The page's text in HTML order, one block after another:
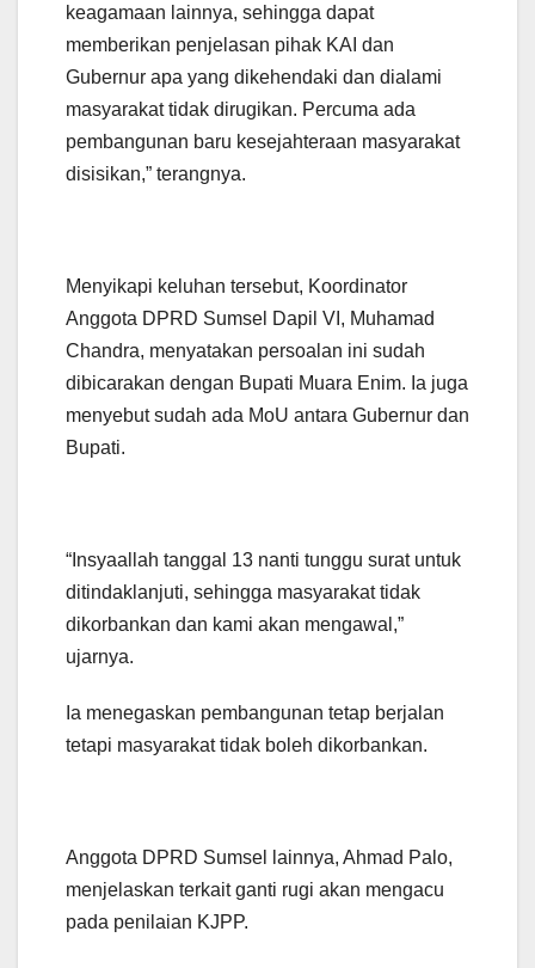
keagamaan lainnya, sehingga dapat
memberikan penjelasan pihak KAI dan
Gubernur apa yang dikehendaki dan dialami
masyarakat tidak dirugikan. Percuma ada
pembangunan baru kesejahteraan masyarakat
disisikan,” terangnya.
Menyikapi keluhan tersebut, Koordinator
Anggota DPRD Sumsel Dapil VI, Muhamad
Chandra, menyatakan persoalan ini sudah
dibicarakan dengan Bupati Muara Enim. Ia juga
menyebut sudah ada MoU antara Gubernur dan
Bupati.
“Insyaallah tanggal 13 nanti tunggu surat untuk
ditindaklanjuti, sehingga masyarakat tidak
dikorbankan dan kami akan mengawal,”
ujarnya.
Ia menegaskan pembangunan tetap berjalan
tetapi masyarakat tidak boleh dikorbankan.
Anggota DPRD Sumsel lainnya, Ahmad Palo,
menjelaskan terkait ganti rugi akan mengacu
pada penilaian KJPP.